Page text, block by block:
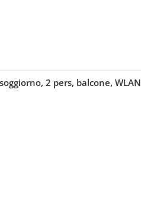
2 pers, balcone, WLAN